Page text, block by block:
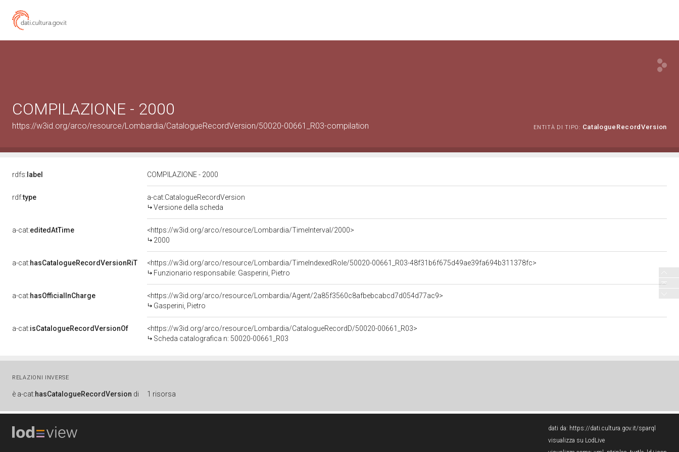
COMPILAZIONE - 2000
https://w3id.org/arco/resource/Lombardia/CatalogueRecordVersion/50020-00661_R03-compilation ENTITÀ DI TIPO: CatalogueRecordVersion
rdfs: label COMPILAZIONE - 2000
rdf:type
a-cat:CatalogueRecordVersion
Versione della scheda
a-cat:editedAtTime
<https://w3id.org/arco/resource/Lombardia/TimeInterval/2000>
2000
a-cat:hasCatalogueRecordVersionRiT
<https://w3id.org/arco/resource/Lombardia/TimeIndexedRole/50020-00661_R03-48f31b6f675d49ae39fa694b311378fc>
Funzionario responsabile: Gasperini, Pietro
a-cat:hasOfficialInCharge
<https://w3id.org/arco/resource/Lombardia/Agent/2a85f3560c8afbebcabcd7d054d77ac9>
Gasperini, Pietro
a-cat:isCatalogueRecordVersionOf
<https://w3id.org/arco/resource/Lombardia/CatalogueRecordD/50020-00661_R03>
Scheda catalografica n: 50020-00661_R03
RELAZIONI INVERSE
è a-cat:hasCatalogueRecordVersion di 1 risorsa
dati da: https://dati.cultura.gov.it/sparql
visualizza su LodLive